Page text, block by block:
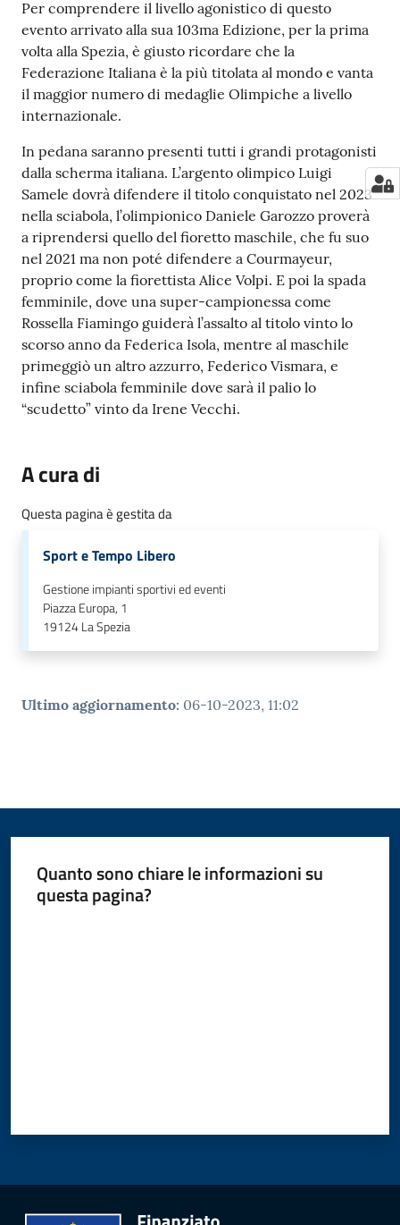
Per comprendere il livello agonistico di questo
evento arrivato alla sua 103ma Edizione, per la prima
volta alla Spezia, è giusto ricordare che la
Federazione Italiana è la più titolata al mondo e vanta
il maggior numero di medaglie Olimpiche a livello
internazionale.
In pedana saranno presenti tutti i grandi protagonisti
dalla scherma italiana. L’argento olimpico Luigi
Samele dovrà difendere il titolo conquistato nel 2023
nella sciabola, l’olimpionico Daniele Garozzo proverà
a riprendersi quello del fioretto maschile, che fu suo
nel 2021 ma non poté difendere a Courmayeur,
proprio come la fiorettista Alice Volpi. E poi la spada
femminile, dove una super-campionessa come
Rossella Fiamingo guiderà l’assalto al titolo vinto lo
scorso anno da Federica Isola, mentre al maschile
primeggiò un altro azzurro, Federico Vismara, e
infine sciabola femminile dove sarà il palio lo
“scudetto” vinto da Irene Vecchi.
A cura di
Questa pagina è gestita da
Sport e Tempo Libero
Gestione impianti sportivi ed eventi
Piazza Europa, 1
19124La Spezia
Ultimo aggiornamento: 06-10-2023, 11:02
Quanto sono chiare le informazioni su
questa pagina?